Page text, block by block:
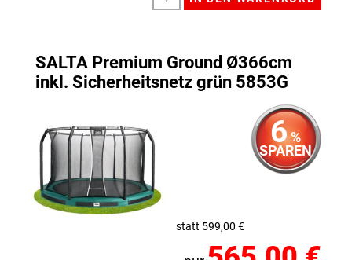
SALTA Premium Ground Ø366cm
inkl. Sicherheitsnetz grün 5853G
6%
SPAREN
statt 599,00 €